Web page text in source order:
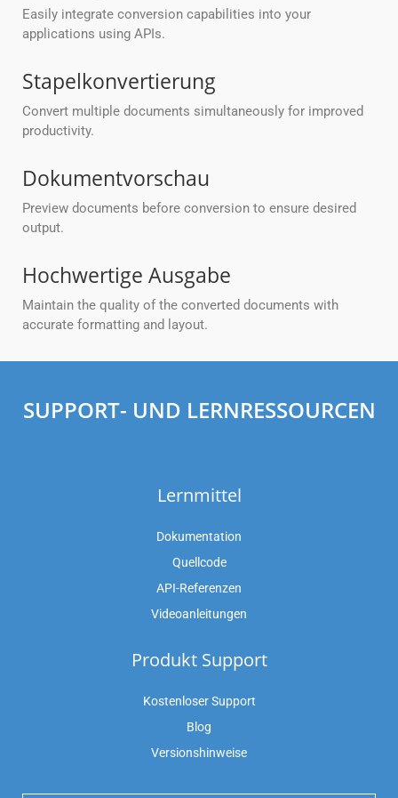
Easily integrate conversion capabilities into your
applications using APIs.
Stapelkonvertierung
Convert multiple documents simultaneously for improved
productivity.
Dokumentvorschau
Preview documents before conversion to ensure desired
output.
Hochwertige Ausgabe
Maintain the quality of the converted documents with
accurate formatting and layout.
SUPPORT- UND LERNRESSOURCEN
Lernmittel
Dokumentation
Quellcode
API-Referenzen
Videoanleitungen
Produkt Support
Kostenloser Support
Blog
Versionshinweise